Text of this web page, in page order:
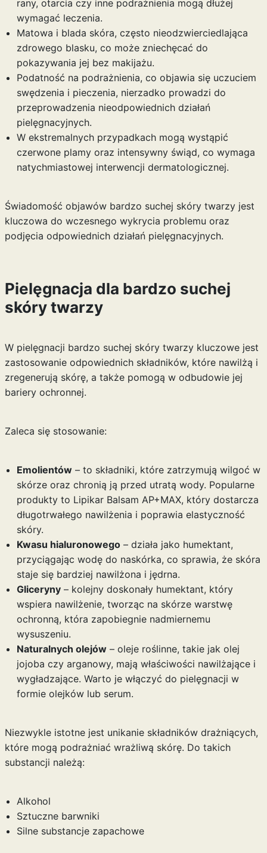
rany, otarcia czy inne podrażnienia mogą dłużej
wymagać leczenia.
Matowa i blada skóra, często nieodzwierciedlająca
zdrowego blasku, co może zniechęcać do
pokazywania jej bez makijażu.
Podatność na podrażnienia, co objawia się uczuciem
swędzenia i pieczenia, nierzadko prowadzi do
przeprowadzenia nieodpowiednich działań
pielęgnacyjnych.
W ekstremalnych przypadkach mogą wystąpić
czerwone plamy oraz intensywny świąd, co wymaga
natychmiastowej interwencji dermatologicznej.
Świadomość objawów bardzo suchej skóry twarzy jest
kluczowa do wczesnego wykrycia problemu oraz
podjęcia odpowiednich działań pielęgnacyjnych.
Pielęgnacja dla bardzo suchej
skóry twarzy
W pielęgnacji bardzo suchej skóry twarzy kluczowe jest
zastosowanie odpowiednich składników, które nawilżą i
zregenerują skórę, a także pomogą w odbudowie jej
bariery ochronnej.
Zaleca się stosowanie:
Emolientów– to składniki, które zatrzymują wilgoć w
skórze oraz chronią ją przed utratą wody. Popularne
produkty to Lipikar Balsam AP+MAX, który dostarcza
długotrwałego nawilżenia i poprawia elastyczność
skóry.
Kwasu hialuronowego– działa jako humektant,
przyciągając wodę do naskórka, co sprawia, że skóra
staje się bardziej nawilżona i jędrna.
Gliceryny– kolejny doskonały humektant, który
wspiera nawilżenie, tworząc na skórze warstwę
ochronną, która zapobiegnie nadmiernemu
wysuszeniu.
Naturalnych olejów– oleje roślinne, takie jak olej
jojoba czy arganowy, mają właściwości nawilżające i
wygładzające. Warto je włączyć do pielęgnacji w
formie olejków lub serum.
Niezwykle istotne jest unikanie składników drażniących,
które mogą podrażniać wrażliwą skórę. Do takich
substancji należą:
Alkohol
Sztuczne barwniki
Silne substancje zapachowe